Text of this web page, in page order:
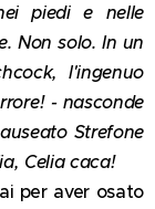
piedi e nelle
Non solo. In un
l'ingenuo
- nasconde
Strefone
Celia caca!
per aver osato